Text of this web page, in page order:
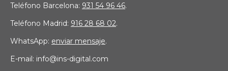
Teléfono Barcelona: 931 54 96 46.
Teléfono Madrid: 916 28 68 02.
WhatsApp: enviar mensaje.
E-mail: info@ins-digital.com